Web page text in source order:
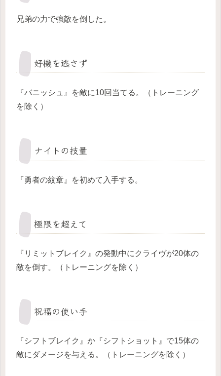
兄弟の力で強敵を倒した。
好機を逃さず
『バニッシュ』を敵に10回当てる。（トレーニング
を除く）
ナイトの技量
『勇者の紋章』を初めて入手する。
極限を超えて
『リミットブレイク』の発動中にクライヴが20体の
敵を倒す。（トレーニングを除く）
祝福の使い手
『シフトブレイク』か『シフトショット』で15体の
敵にダメージを与える。（トレーニングを除く）